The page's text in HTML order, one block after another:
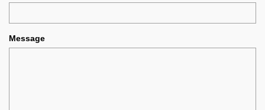
Message